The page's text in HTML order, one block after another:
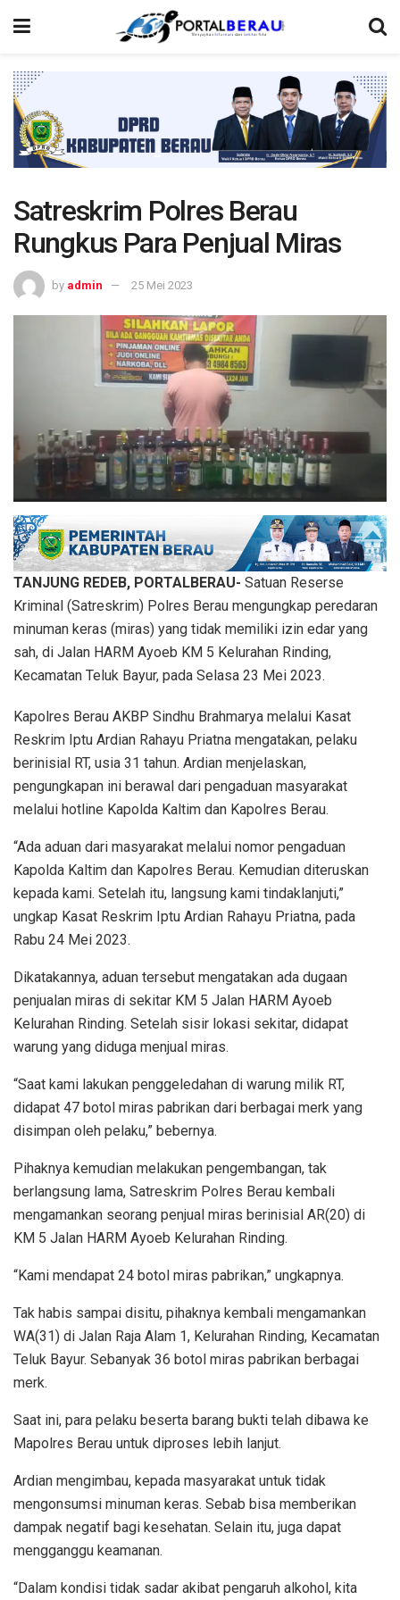
Satreskrim Polres Berau
Rungkus Para Penjual Miras
by admin 25 Mei 2023
TANJUNG REDEB, PORTALBERAU- Satuan Reserse
Kriminal (Satreskrim) Polres Berau mengungkap peredaran
minuman keras (miras) yang tidak memiliki izin edar yang
sah, di Jalan HARM Ayoeb KM 5 Kelurahan Rinding,
Kecamatan Teluk Bayur, pada Selasa 23 Mei 2023.
Kapolres Berau AKBP Sindhu Brahmarya melalui Kasat
Reskrim Iptu Ardian Rahayu Priatna mengatakan, pelaku
berinisial RT, usia 31 tahun. Ardian menjelaskan,
pengungkapan ini berawal dari pengaduan masyarakat
melalui hotline Kapolda Kaltim dan Kapolres Berau.
“Ada aduan dari masyarakat melalui nomor pengaduan
Kapolda Kaltim dan Kapolres Berau. Kemudian diteruskan
kepada kami. Setelah itu, langsung kami tindaklanjuti,”
ungkap Kasat Reskrim Iptu Ardian Rahayu Priatna, pada
Rabu 24 Mei 2023.
Dikatakannya, aduan tersebut mengatakan ada dugaan
penjualan miras di sekitar KM 5 Jalan HARM Ayoeb
Kelurahan Rinding. Setelah sisir lokasi sekitar, didapat
warung yang diduga menjual miras.
“Saat kami lakukan penggeledahan di warung milik RT,
didapat 47 botol miras pabrikan dari berbagai merk yang
disimpan oleh pelaku,” bebernya.
Pihaknya kemudian melakukan pengembangan, tak
berlangsung lama, Satreskrim Polres Berau kembali
mengamankan seorang penjual miras berinisial AR(20) di
KM 5 Jalan HARM Ayoeb Kelurahan Rinding.
“Kami mendapat 24 botol miras pabrikan,” ungkapnya.
Tak habis sampai disitu, pihaknya kembali mengamankan
WA(31) di Jalan Raja Alam 1, Kelurahan Rinding, Kecamatan
Teluk Bayur. Sebanyak 36 botol miras pabrikan berbagai
merk.
Saat ini, para pelaku beserta barang bukti telah dibawa ke
Mapolres Berau untuk diproses lebih lanjut.
Ardian mengimbau, kepada masyarakat untuk tidak
mengonsumsi minuman keras. Sebab bisa memberikan
dampak negatif bagi kesehatan. Selain itu, juga dapat
mengganggu keamanan.
“Dalam kondisi tidak sadar akibat pengaruh alkohol, kita